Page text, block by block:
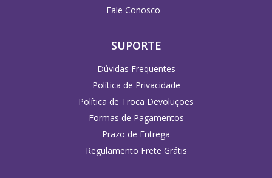
Fale Conosco
SUPORTE
Dúvidas Frequentes
Política de Privacidade
Política de Troca Devoluções
Formas de Pagamentos
Prazo de Entrega
Regulamento Frete Grátis